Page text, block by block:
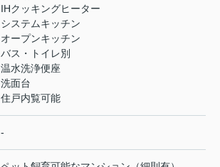
IHクッキングヒーター
システムキッチン
オープンキッチン
バス・トイレ別
温水洗浄便座
洗面台
住戸内覧可能
-